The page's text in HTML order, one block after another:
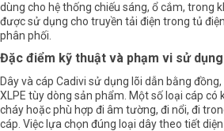
dùng cho hệ thống chiếu sáng, ổ cắm, trong
được sử dụng cho truyền tải điện trong tủ
phân phối.
Đặc điểm kỹ thuật và phạm vi sử dụng
Dây và cáp Cadivi sử dụng lõi dẫn bằng
XLPE tùy dòng sản phẩm. Một số loại cáp có
cháy hoặc phù hợp đi âm tường, đi nổi, đi
cáp. Việc lựa chọn đúng loại dây theo tiết